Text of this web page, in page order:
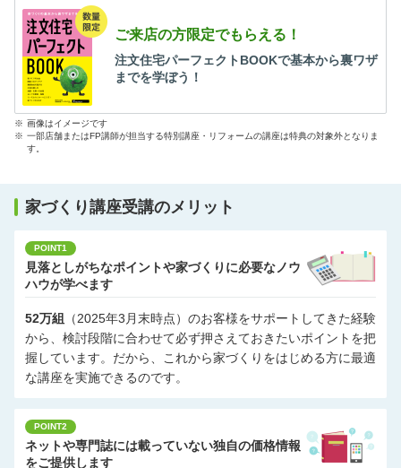
をこれから始める方は、まずこちらへお越しください。
ご来店の方限定でもらえる！
注文住宅パーフェクトBOOKで基本から裏ワザ
までを学ぼう！
※ 画像はイメージです
※ 一部店舗またはFP講師が担当する特別講座・リフォームの講座は特典の対象外となりま
す。
家づくり講座受講のメリット
POINT1
見落としがちなポイントや家づくりに必要なノウ
ハウが学べます
52万組
（2025年3月末時点）のお客様をサポートしてきた経験
から、検討段階に合わせて必ず押さえておきたいポイントを把
握しています。だから、これから家づくりをはじめる方に最適
な講座を実施できるのです。
POINT2
ネットや専門誌には載っていない独自の価格情報
をご提供します